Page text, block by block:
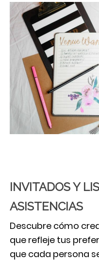
INVITADOS Y
ASISTENCIAS
Descubre cómo
que refleje tus
que cada persona